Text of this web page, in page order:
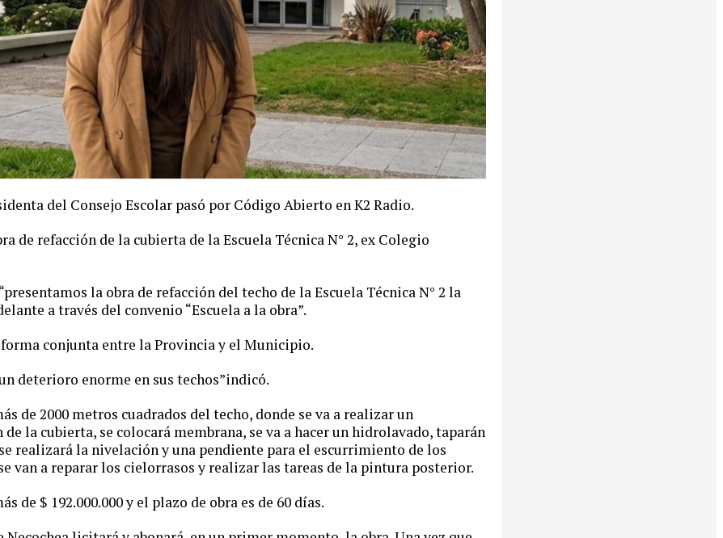
del Consejo Escolar pasó por Código Abierto en K2 Radio.
de refacción de la cubierta de la Escuela Técnica N° 2, ex Colegio
la obra de refacción del techo de la Escuela Técnica N° 2 la
a través del convenio “Escuela a la obra”.
conjunta entre la Provincia y el Municipio.
deterioro enorme en sus techos”indicó.
de 2000 metros cuadrados del techo, donde se va a realizar un
la cubierta, se colocará membrana, se va a hacer un hidrolavado, taparán
realizará la nivelación y una pendiente para el escurrimiento de los
van a reparar los cielorrasos y realizar las tareas de la pintura posterior.
de $ 192.000.000 y el plazo de obra es de 60 días.